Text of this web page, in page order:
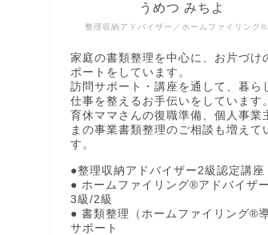
整理収納アドバイザー／ホームファイリング
うめつ みちよ
家庭の書類整理を中心に、お片づけ
ポートをしています。
訪問サポート・講座を通して、暮ら
仕事を整えるお手伝いをしています。
育休ママさんの復職準備、個人事業
まの事業書類整理のご相談も増えて
す。
●整理収納アドバイザー2級認定講座
● ホームファイリング®アドバイザ
3級/2級
● 書類整理（ホームファイリング®導
サポート